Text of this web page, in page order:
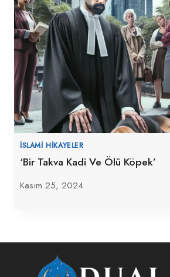
İSLAMI HIKAYELER
‘Bir Takva Kadi Ve Ölü Köpek’
Kasım 25, 2024